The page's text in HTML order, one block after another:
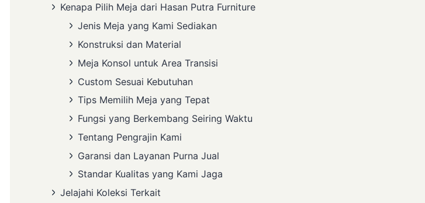
Kenapa Pilih Meja dari Hasan Putra Furniture
Jenis Meja yang Kami Sediakan
Konstruksi dan Material
Meja Konsol untuk Area Transisi
Custom Sesuai Kebutuhan
Tips Memilih Meja yang Tepat
Fungsi yang Berkembang Seiring Waktu
Tentang Pengrajin Kami
Garansi dan Layanan Purna Jual
Standar Kualitas yang Kami Jaga
Jelajahi Koleksi Terkait